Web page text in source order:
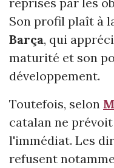
Son profil plaît à
Barça, qui
maturité et son
développement.
Toutefois, selon
catalan ne
l'immédiat. Les
refusent